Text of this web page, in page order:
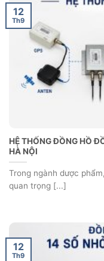
HỆ THỐNG ĐỒNG HỒ
HÀ NỘI
Trong ngành dược
quan trọng [...]
12
Th9
12
Th9